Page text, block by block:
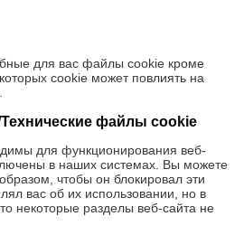
для вас файлы cookie кроме
cookie может повлиять на
файлы cookie
для функционирования веб-
в наших системах. Вы можете
чтобы он блокировал эти
вас об их использовании, но в
некоторые разделы веб-сайта не